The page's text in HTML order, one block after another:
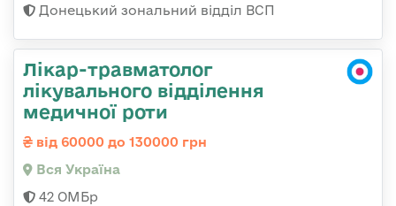
Донецький зональний відділ ВСП
Лікар-травматолог
лікувального відділення
медичної роти
від 60000 до 130000 грн
Вся Україна
42 ОМБр